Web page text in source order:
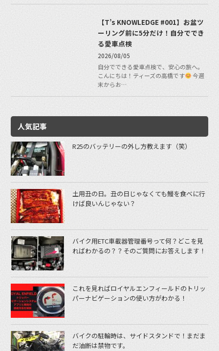
【T’s KNOWLEDGE #001】お盆ツ
ーリング前に5分だけ！自分ででき
る愛車点検
2026/08/05
自分でできる愛車点検で、安心の旅へ。
こんにちは！ティーズの高橋です
今週
末からお…
人気記事
R25のバッテリーの外し方教えます（笑）
土用丑の日。丑の日じゃなくても鰻を食べに行
けば良いんじゃない？
バイク用ETC車載器管理番号って何？どこを見
ればわかるの？？そのご質問にお答えします！
これを見ればロイヤルエンフィールドのトリッ
パーナビゲーションの使い方がわかる！
バイクの駐輪時は、サイドスタンドで！まだま
だ油断は禁物です。